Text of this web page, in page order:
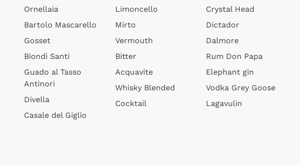
Ornellaia
Bartolo Mascarello
Gosset
Biondi Santi
Guado al Tasso
Antinori
Divella
Casale del Giglio
Limoncello
Mirto
Vermouth
Bitter
Acquavite
Whisky Blended
Cocktail
Crystal Head
Dictador
Dalmore
Rum Don Papa
Elephant gin
Vodka Grey Goose
Lagavulin